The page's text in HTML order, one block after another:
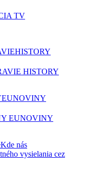
TV
HISTORY
HISTORY
EUNOVINY
EUNOVINY
Kde nás
vysielania cez